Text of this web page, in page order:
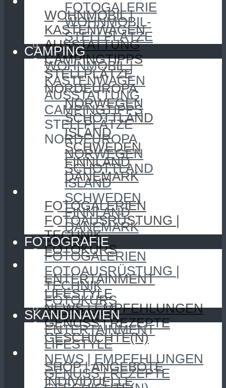
WOHNMOBIL |
KASTENWAGEN
AUSSTATTUNG
CAMPINGTIPPS
STELLPLÄTZE
NORDEUROPA
NORWEGEN
SCHOTTLAND
ISLAND
SCHWEDEN
FINNLAND
DÄNEMARK
FOTOGRAFIE
FOTOGALERIEN
FOTOAUSRÜSTUNG |
TECHNIK
FOTOKURS
SKANDINAVIEN
ENTERTAINMENT
LIFESTYLE
NEWS | EMPFEHLUNGEN
GENUSS | REZEPTE
GESCHICHTE(N)
SHOP | ANGEBOTE
SHOP | ANGEBOTE
INDIVIDUELLE
FOTOGALERIE
WOHNMOBIL-
STELLPLÄTZE
CAMPING
WOHNMOBIL |
KASTENWAGEN
AUSSTATTUNG
CAMPINGTIPPS
STELLPLÄTZE
NORDEUROPA
NORWEGEN
SCHOTTLAND
ISLAND
SCHWEDEN
FINNLAND
DÄNEMARK
FOTOGRAFIE
FOTOGALERIEN
FOTOAUSRÜSTUNG |
TECHNIK
FOTOKURS
SKANDINAVIEN
ENTERTAINMENT
LIFESTYLE
NEWS | EMPFEHLUNGEN
GENUSS | REZEPTE